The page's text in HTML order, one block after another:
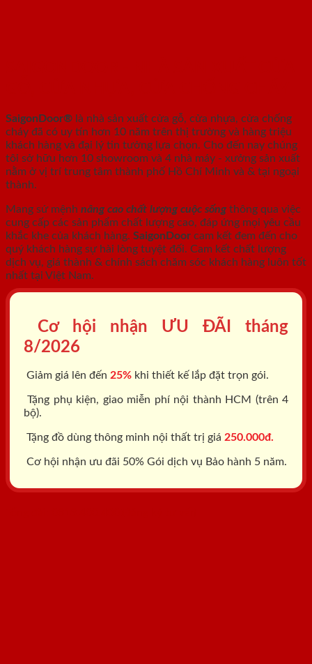
SaigonDoor® là nhà sản xuất cửa gỗ, cửa nhựa, cửa chống
cháy đã có uy tín hơn 10 năm trên thị trường và hàng triệu
khách hàng và đại lý tin tưởng lựa chọn. Cho đến nay chúng
tôi sở hữu hơn 10 showroom và 4 nhà máy - xưởng sản xuất
nằm ở vị trí trung tâm thành phố Hồ Chí Minh và & tại ngoại
thành.
Mang sứ mệnh nâng cao chất lượng cuộc sống thông qua việc
cung cấp các sản phẩm chất lượng cao, đáp ứng mọi yêu cầu
khắc khe của khách hàng. SaigonDoor cam kết đem đến cho
quý khách hàng sự hài lòng tuyệt đối. Cam kết chất lượng
dịch vụ, giá thành & chính sách chăm sóc khách hàng luôn tốt
nhất tại Việt Nam.
Cơ hội nhận ƯU ĐÃI tháng
8/2026
Giảm giá lên đến 25% khi thiết kế lắp đặt trọn gói.
Tặng phụ kiện, giao miễn phí nội thành HCM (trên 4
bộ).
Tặng đồ dùng thông minh nội thất trị giá 250.000đ.
Cơ hội nhận ưu đãi 50% Gói dịch vụ Bảo hành 5 năm.